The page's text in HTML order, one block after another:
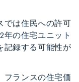
では住民への許可
年の住宅ユニット
記録する可能性が
フランスの住宅価